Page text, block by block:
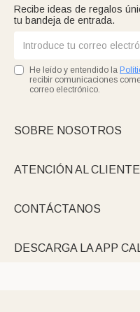
Recibe ideas de regalos
tu bandeja de entrada.
He leído y entendido la
recibir comunicaciones
correo electrónico.
SOBRE NOSOTROS
ATENCIÓN AL CLIENTE
CONTÁCTANOS
DESCARGA LA APP